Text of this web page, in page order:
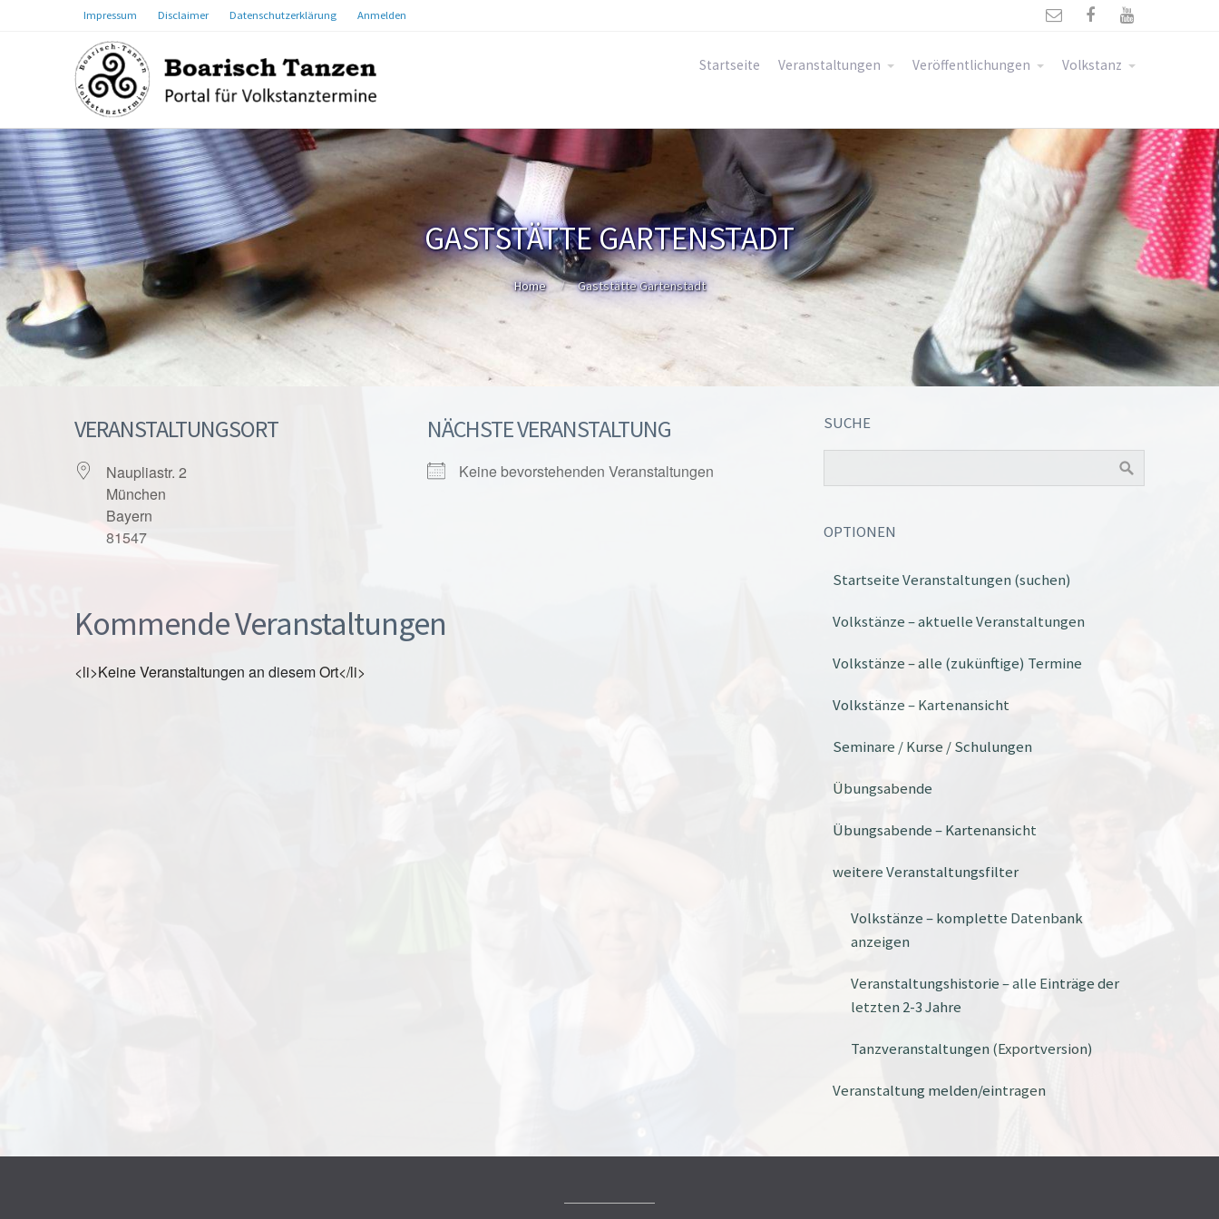
Impressum Disclaimer Datenschutzerklärung Anmelden   
Startseite Veranstaltungen Veröffentlichungen Volkstanz
GASTSTÄTTE GARTENSTADT
Home Gaststätte Gartenstadt
VERANSTALTUNGSORT
Naupliastr. 2
München
Bayern
81547
NÄCHSTE VERANSTALTUNG
Keine bevorstehenden Veranstaltungen
Kommende Veranstaltungen
<li>Keine Veranstaltungen an diesem Ort</li>
SUCHE
OPTIONEN
Startseite Veranstaltungen (suchen)
Volkstänze – aktuelle Veranstaltungen
Volkstänze – alle (zukünftige) Termine
Volkstänze – Kartenansicht
Seminare / Kurse / Schulungen
Übungsabende
Übungsabende – Kartenansicht
weitere Veranstaltungsfilter
Volkstänze – komplette Datenbank
anzeigen
Veranstaltungshistorie – alle Einträge der
letzten 2-3 Jahre
Tanzveranstaltungen (Exportversion)
Veranstaltung melden/eintragen